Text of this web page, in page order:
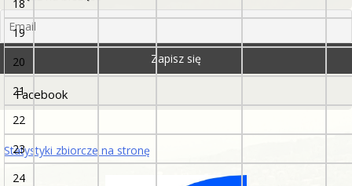
18
19
20
21
22
23
24
Facebook
Statystyki zbiorcze na stronę